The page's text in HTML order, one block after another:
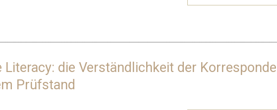
die Verständlichkeit der
Prüfstand